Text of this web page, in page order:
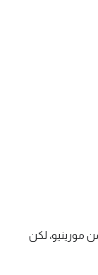
مورينيو، لكن